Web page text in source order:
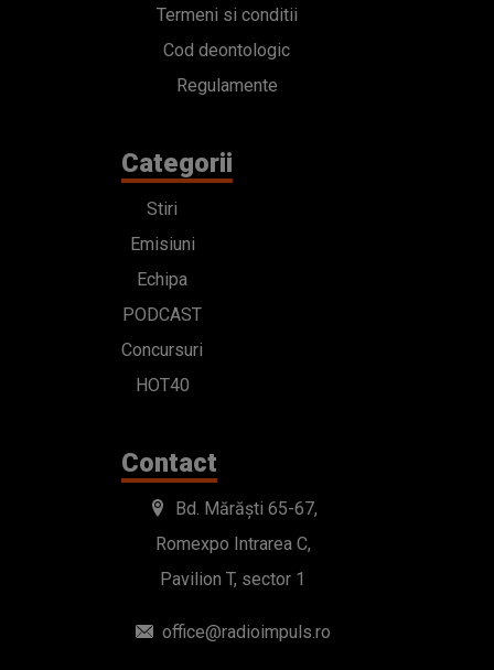
Termeni si conditii
Cod deontologic
Regulamente
Categorii
Stiri
Emisiuni
Echipa
PODCAST
Concursuri
HOT40
Contact
Bd. Mărăști 65-67,
Romexpo Intrarea C,
Pavilion T, sector 1
office@radioimpuls.ro